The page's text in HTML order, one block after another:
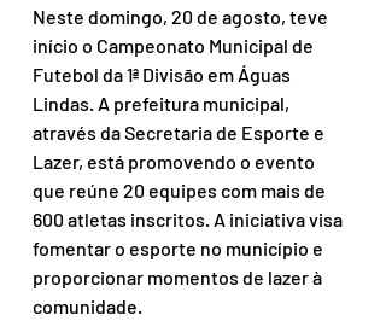
Neste domingo, 20 de agosto, teve
início o Campeonato Municipal de
Futebol da 1ª Divisão em Águas
Lindas. A prefeitura municipal,
através da Secretaria de Esporte e
Lazer, está promovendo o evento
que reúne 20 equipes com mais de
600 atletas inscritos. A iniciativa visa
fomentar o esporte no município e
proporcionar momentos de lazer à
comunidade.